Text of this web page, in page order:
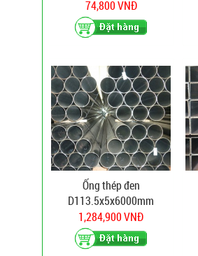
74,800 VNĐ
Ống thép đen
D113.5x5x6000mm
1,284,900 VNĐ